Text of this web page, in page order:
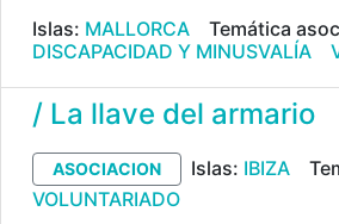
Islas: MALLORCA
Temática
DISCAPACIDAD Y MINUSVALÍA
/ La llave del armario
ASOCIACION Islas: IBIZA
VOLUNTARIADO